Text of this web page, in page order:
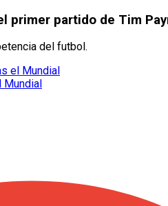
primer partido de Tim
del futbol.
el Mundial